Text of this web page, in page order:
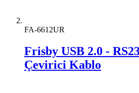
FA-6612UR
Frisby USB 2.0 -
Çevirici Kablo